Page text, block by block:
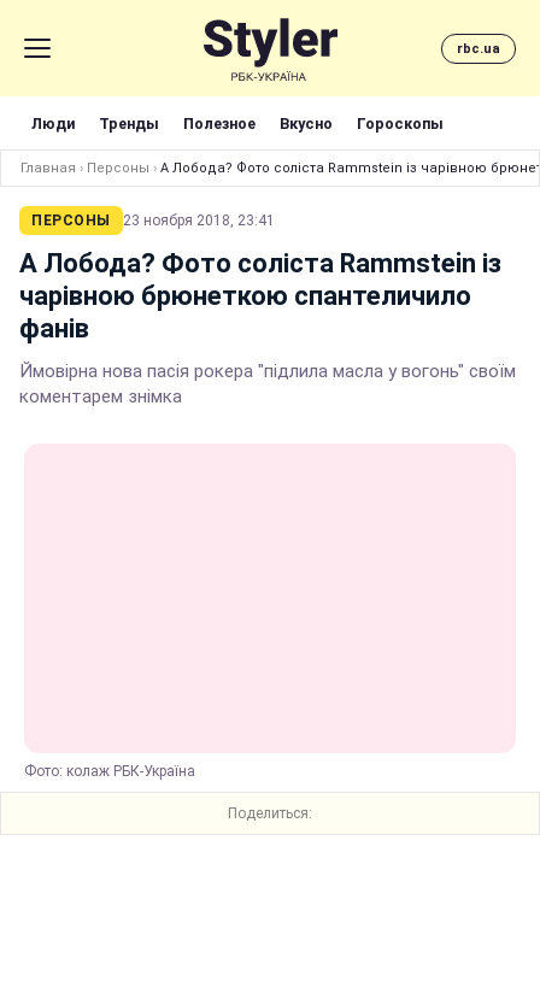
rbc.ua
Люди Тренды Полезное Вкусно Гороскопы
Главная › Персоны › А Лобода? Фото соліста Rammstein із чарівною
ПЕРСОНЫ 23 ноября 2018, 23:41
А Лобода? Фото соліста Rammstein із
чарівною брюнеткою спантеличило
фанів
Ймовірна нова пасія рокера "підлила масла у вогонь" своїм
коментарем знімка
Фото: колаж РБК-Україна
Поделиться: